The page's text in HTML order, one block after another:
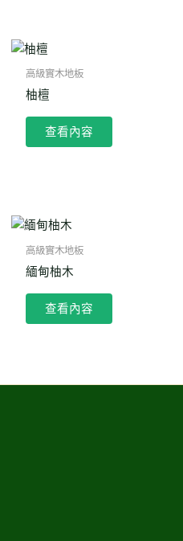
高級實木地板
柚檀
查看內容
高級實木地板
緬甸柚木
查看內容